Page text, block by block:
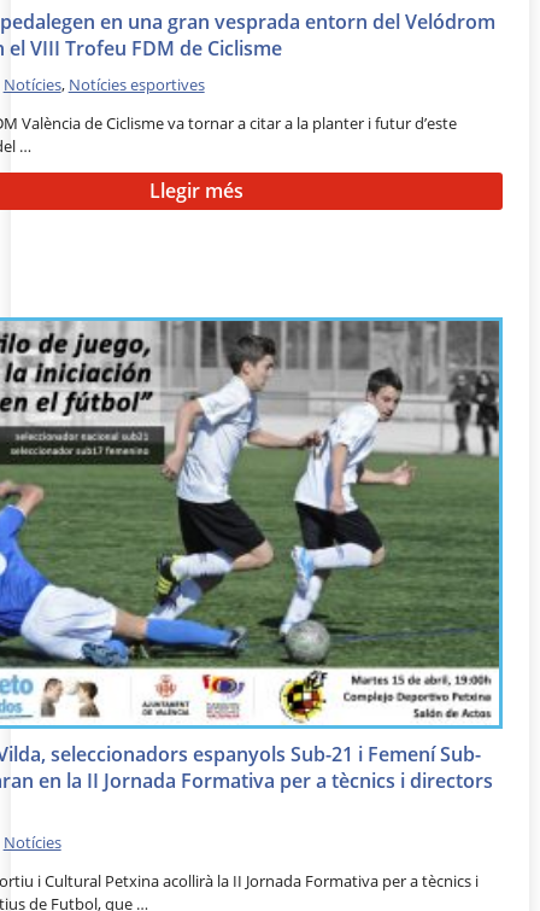
en una gran vesprada entorn del Velódrom
el VIII Trofeu FDM de Ciclisme
Notícies, Notícies esportives
València de Ciclisme va tornar a citar a la planter i futur d’este
…
Llegir més
seleccionadors espanyols Sub-21 i Femení Sub-
en la II Jornada Formativa per a tècnics i directors
Notícies
i Cultural Petxina acollirà la II Jornada Formativa per a tècnics i
de Futbol, que …